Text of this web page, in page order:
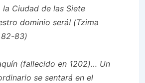
la Ciudad de las Siete
dominio será! (Tzima
83)
(fallecido en 1202)… Un
se sentará en el